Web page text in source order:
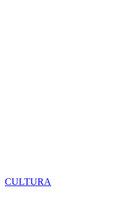
CULTURA